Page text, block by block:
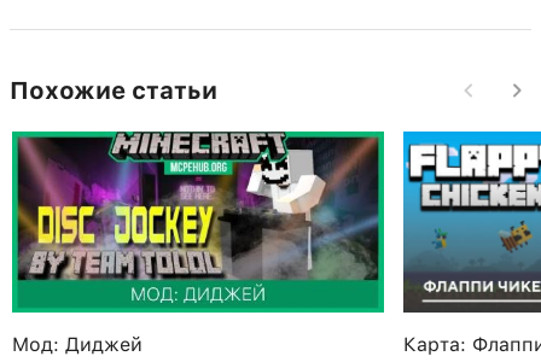
Похожие статьи
Мод: Диджей Карта: